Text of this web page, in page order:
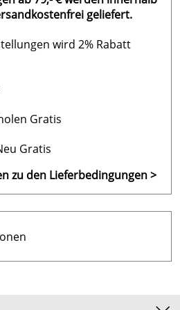
je Pumpe 5 m
, www.bayrol.de
geliefert.
wird 2% Rabatt
Gratis
Gratis
zu den Lieferbedingungen >